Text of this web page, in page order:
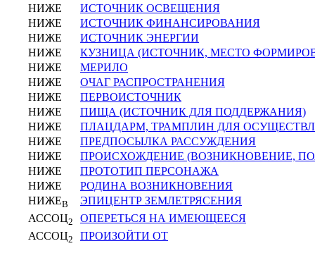
НИЖЕ
ИСТОЧНИК ОСВЕЩЕНИЯ
НИЖЕ
ИСТОЧНИК ФИНАНСИРОВАНИЯ
НИЖЕ
ИСТОЧНИК ЭНЕРГИИ
НИЖЕ
КУЗНИЦА (ИСТОЧНИК, МЕСТО
НИЖЕ
МЕРИЛО
НИЖЕ
ОЧАГ РАСПРОСТРАНЕНИЯ
НИЖЕ
ПЕРВОИСТОЧНИК
НИЖЕ
ПИЩА (ИСТОЧНИК ДЛЯ ПОДДЕРЖАНИЯ)
НИЖЕ
ПЛАЦДАРМ, ТРАМПЛИН ДЛЯ
НИЖЕ
ПРЕДПОСЫЛКА РАССУЖДЕНИЯ
НИЖЕ
ПРОИСХОЖДЕНИЕ (ВОЗНИКНОВЕНИЕ,
НИЖЕ
ПРОТОТИП ПЕРСОНАЖА
НИЖЕ
РОДИНА ВОЗНИКНОВЕНИЯ
НИЖЕВ
ЭПИЦЕНТР ЗЕМЛЕТРЯСЕНИЯ
АССОЦ2
ОПЕРЕТЬСЯ НА ИМЕЮЩЕЕСЯ
АССОЦ2 ПРОИЗОЙТИ ОТ